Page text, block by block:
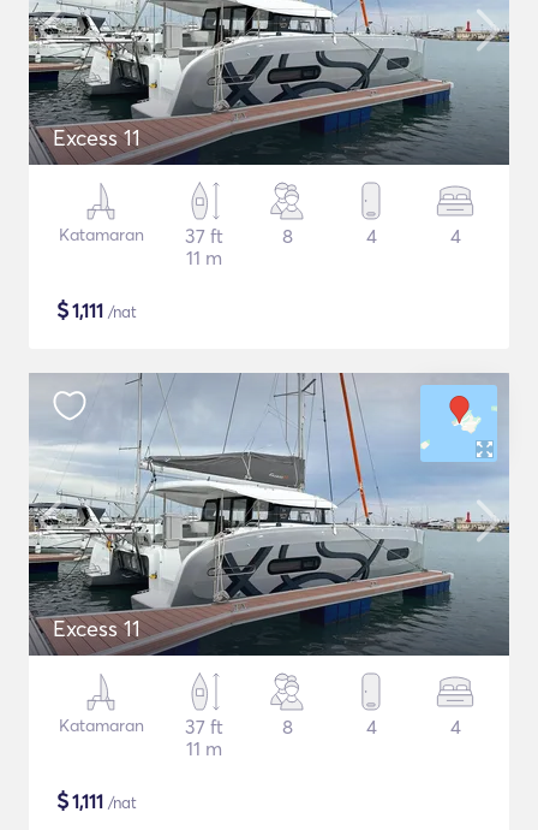
Excess 11
Katamaran
37 ft
11 m
8 4 4
$1,111 /nat
Excess 11
Katamaran
37 ft
11 m
8 4 4
$1,111 /nat